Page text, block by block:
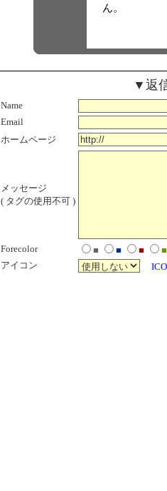
ん。
▼返
Name
Email
ホームページ
メッセージ
( タグの使用不可 )
Forecolor ■ ■ ■
■
アイコン